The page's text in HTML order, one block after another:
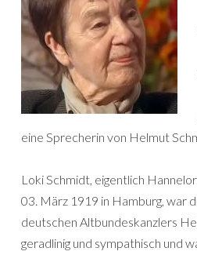
eine Sprecherin von Helmut
Loki Schmidt, eigentlich
03. März 1919 in Hamburg, war
deutschen Altbundeskanzlers
geradlinig und sympathisch und